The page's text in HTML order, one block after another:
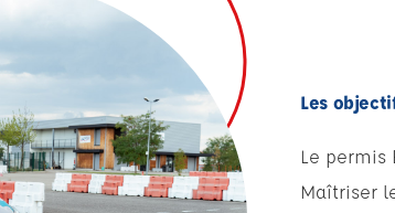
Les
Le permis
Maîtriser